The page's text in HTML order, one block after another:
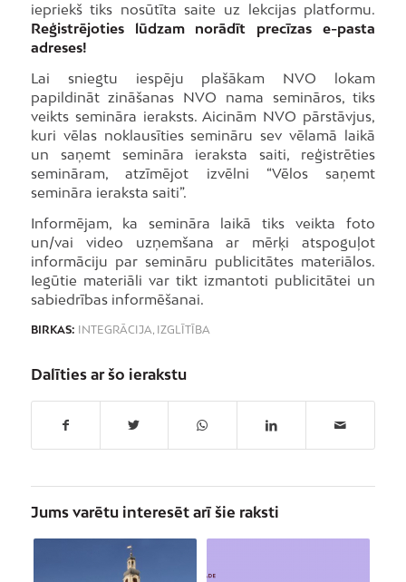
iepriekš tiks nosūtīta saite uz lekcijas platformu.
Reģistrējoties lūdzam norādīt precīzas e-pasta
adreses!
Lai sniegtu iespēju plašākam NVO lokam
papildināt zināšanas NVO nama semināros, tiks
veikts semināra ieraksts. Aicinām NVO pārstāvjus,
kuri vēlas noklausīties semināru sev vēlamā laikā
un saņemt semināra ieraksta saiti, reģistrēties
semināram, atzīmējot izvēlni “Vēlos saņemt
semināra ieraksta saiti”.
Informējam, ka semināra laikā tiks veikta foto
un/vai video uzņemšana ar mērķi atspoguļot
informāciju par semināru publicitātes materiālos.
Iegūtie materiāli var tikt izmantoti publicitātei un
sabiedrības informēšanai.
BIRKAS: INTEGRĀCIJA, IZGLĪTĪBA
Dalīties ar šo ierakstu
Jums varētu interesēt arī šie raksti